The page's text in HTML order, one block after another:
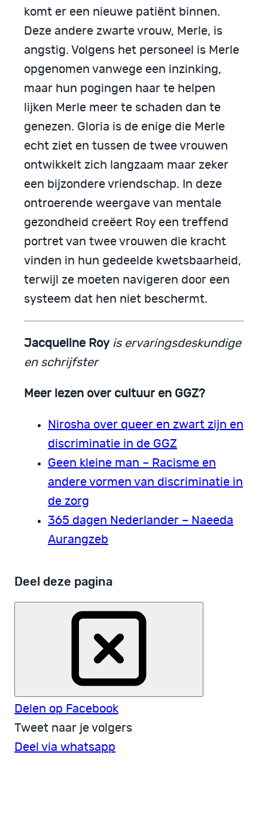
komt er een nieuwe patiënt binnen.
Deze andere zwarte vrouw, Merle, is
angstig. Volgens het personeel is Merle
opgenomen vanwege een inzinking,
maar hun pogingen haar te helpen
lijken Merle meer te schaden dan te
genezen. Gloria is de enige die Merle
echt ziet en tussen de twee vrouwen
ontwikkelt zich langzaam maar zeker
een bijzondere vriendschap. In deze
ontroerende weergave van mentale
gezondheid creëert Roy een treffend
portret van twee vrouwen die kracht
vinden in hun gedeelde kwetsbaarheid,
terwijl ze moeten navigeren door een
systeem dat hen niet beschermt.
Jacqueline Roy is ervaringsdeskundige
en schrijfster
Meer lezen over cultuur en GGZ?
Nirosha over queer en zwart zijn en
discriminatie in de GGZ
Geen kleine man – Racisme en
andere vormen van discriminatie in
de zorg
365 dagen Nederlander – Naeeda
Aurangzeb
Deel deze pagina
Delen op Facebook
Tweet naar je volgers
Deel via whatsapp